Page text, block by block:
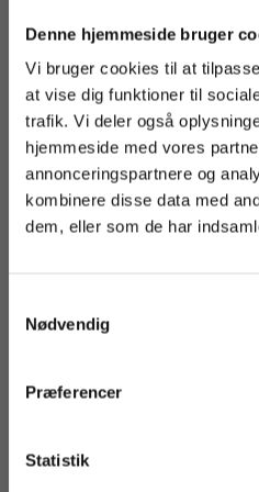
Denne hjemmeside bruger
Vi bruger cookies til at
at vise dig funktioner til
trafik. Vi deler også
hjemmeside med vores
annonceringspartnere og
kombinere disse data med
dem, eller som de har
Nødvendig
Præferencer
Statistik
Andre har også
Serie
For privatkunder og
studerende. Du får
vist priser inkl.